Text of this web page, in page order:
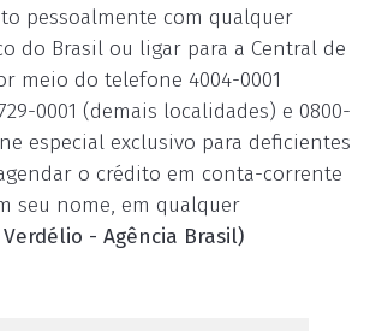
pessoalmente com qualquer
do Brasil ou ligar para a Central de
meio do telefone 4004-0001
0001 (demais localidades) e 0800-
especial exclusivo para deficientes
o crédito em conta-corrente
seu nome, em qualquer
- Agência Brasil)